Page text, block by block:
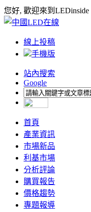
您好, 歡迎來到LEDinside
線上投稿
手機版
站內搜索
Google
首頁
產業資訊
市場新品
利基市場
分析評論
購買報告
價格趨勢
專題報導